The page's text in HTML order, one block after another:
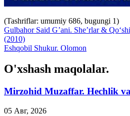
(Tashriflar: umumiy 686, bugungi 1)
Gulbahor Said G’ani. She’rlar &
(2010)
Eshqobil Shukur. Olomon
O'xshash maqolalar.
Mirzohid Muzaffar. Hechlik va
05 Авг, 2026